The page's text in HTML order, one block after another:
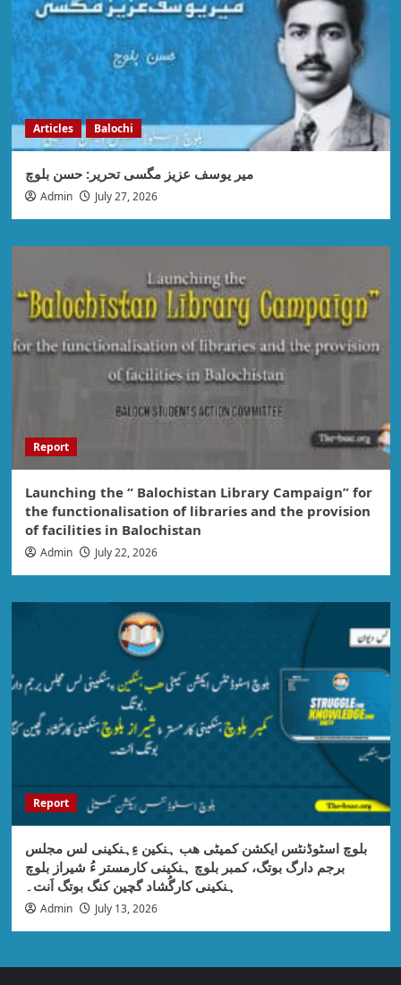
Articles Balochi
میر یوسف عزیز مگسی تحریر: حسن بلوچ
Admin July 27, 2026
Report
Launching the “ Balochistan Library Campaign” for
the functionalisation of libraries and the provision
of facilities in Balochistan
Admin July 22, 2026
Report
بلوچ اسٹوڈنٹس ایکشن کمیٹی ھب ہنکین ءِہنکینی لس مجلس
برجم دارگ بوتگ، کمبر بلوچ ہنکینی کارمستر ءُ شیراز بلوچ
ہنکینی کارگُشاد گچین کنگ بوتگ اَنت۔
Admin July 13, 2026